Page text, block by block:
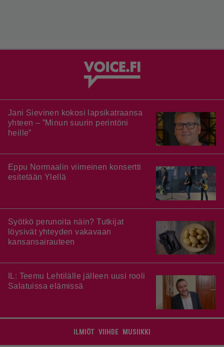
Jani Sievinen kokosi lapsikatraansa
yhteen – ”Minun suurin perintöni
heille”
Eppu Normaalin viimeinen konsertti
esitetään Ylellä
Syötkö perunoita näin? Tutkijat
löysivät yhteyden vakavaan
kansansairauteen
IL: Teemu Lehtilälle jälleen uusi rooli
Salatuissa elämissä
ILMIÖT VIIHDE MUSIIKKI